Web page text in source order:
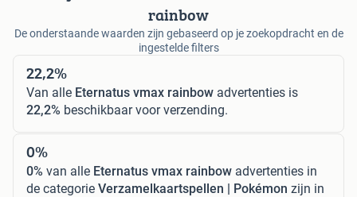
rainbow
De onderstaande waarden zijn gebaseerd op je zoekopdracht en de
ingestelde filters
22,2%
Van alle Eternatus vmax rainbow advertenties is
22,2% beschikbaar voor verzending.
0%
0% van alle Eternatus vmax rainbow advertenties in
de categorie Verzamelkaartspellen | Pokémon zijn in